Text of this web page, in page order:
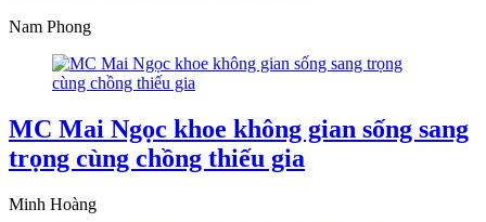
Nam Phong
MC Mai Ngọc khoe không gian sống sang
trọng cùng chồng thiếu gia
Minh Hoàng